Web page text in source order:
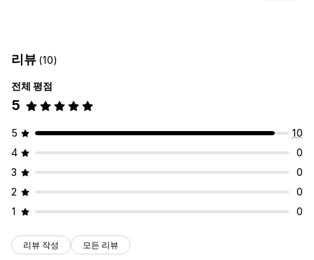
동영상 맞춤형
다운로드 관리
이메일 전송 대량 업로드
파일 보안
라이선스 키
리뷰 (10)
전체 평점
5
5
10
4
0
3
0
2
0
1
0
리뷰 작성 모든 리뷰